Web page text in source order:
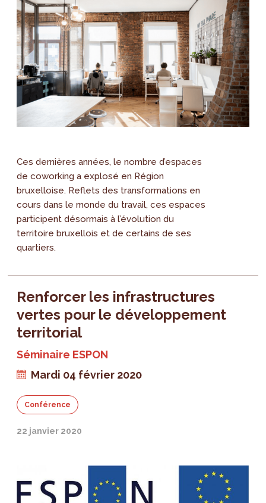
Ces dernières années, le nombre d’espaces
de coworking a explosé en Région
bruxelloise. Reflets des transformations en
cours dans le monde du travail, ces espaces
participent désormais à l’évolution du
territoire bruxellois et de certains de ses
quartiers.
Renforcer les infrastructures
vertes pour le développement
territorial
Séminaire ESPON
Mardi 04 février 2020
Conférence
22 janvier 2020